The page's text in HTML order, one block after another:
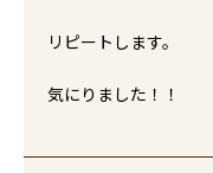
リピートします。
気にりました！！